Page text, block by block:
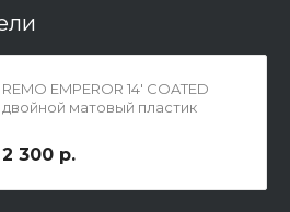
REMO EMPEROR 14' COATED
двойной матовый пластик
2 300 р.